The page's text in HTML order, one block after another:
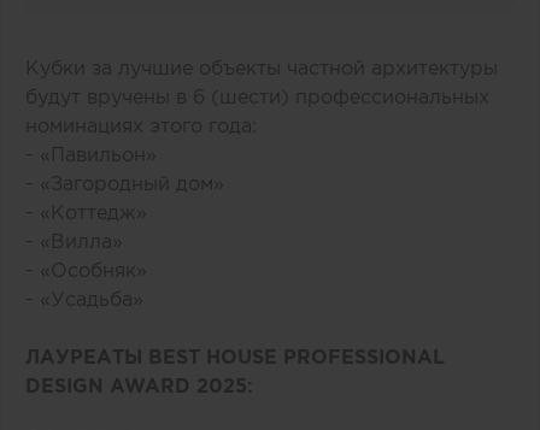
Кубки за лучшие объекты частной архитектуры
будут вручены в 6 (шести) профессиональных
номинациях этого года:
- «Павильон»
- «Загородный дом»
- «Коттедж»
- «Вилла»
- «Особняк»
- «Усадьба»
ЛАУРЕАТЫ BEST HOUSE PROFESSIONAL
DESIGN AWARD 2025: